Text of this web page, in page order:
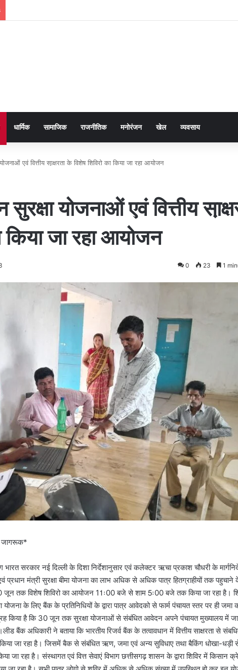
धार्मिक सामाजिक राजनीतिक मनोरंजन खेल व्यवसाय
एवं वित्तीय सा़क्षरता के विशेष शिविरो का किया जा रहा आयोजन
योजनाओं एवं वित्तीय
किया जा रहा आयोजन
0 23 1
जागरूक*
सरकार नई दिल्ली के दिशा निर्देशानुसार एवं कलेक्टर ऋचा प्रकाश चौधरी के
मंत्री सुरक्षा बीमा योजना का लाभ अधिक से अधिक पात्र हितग्राहीयों तक पहुचाने
तक विशेष शिविरो का आयोजन 11ः00 बजे से शाम 5ः00 बजे तक किया जा रहा है।
योजना के लिए बैंक के प्रतिनिधियों के द्वारा पात्र आवेदको से फार्म पंचायत स्तर पर ही जमा
किया है कि 30 जून तक सुरक्षा योजनाओं से संबंधित आवेदन अपने पंचायत मुख्यालय में
अधिकारी ने बताया कि भारतीय रिजर्व बैंक के तत्वावधान में वित्तीय साक्षरता से
किया जा रहा है। जिसमें बैक से संबंधित ऋण, जमा एवं अन्य सुविधाए तथा बैकिंग धोखा-
जा रहा है। संस्थागत एवं वित्त सेवाएं विभाग छत्तीसगढ़ शासन के द्वारा शिविर में किसान